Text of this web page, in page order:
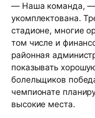
— Наша команда, —
укомплектована.
стадионе, многие
том числе и
районная
показывать
болельщиков
чемпионате
высокие места.